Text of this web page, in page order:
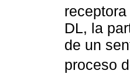
receptora
DL, la
de un
proceso